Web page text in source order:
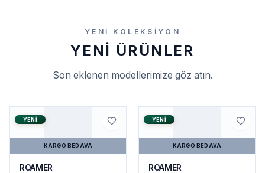
YENI KOLEKSIYON
YENI ÜRÜNLER
Son eklenen modellerimize göz atın.
YENI
KARGO BEDAVA
ROAMER
YENI
KARGO BEDAVA
ROAMER